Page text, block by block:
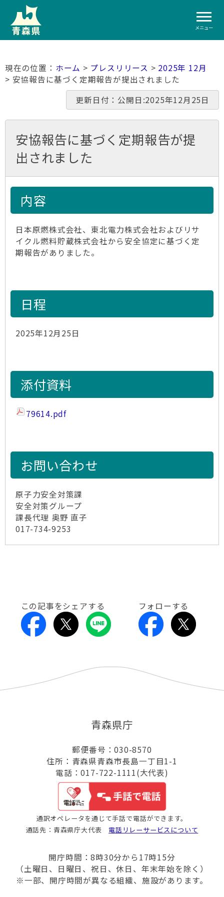
メニュー
ホーム > プレスリリース > 2025年 12月
> 安協報告に基づく定期報告が提出されました
更新日付：公開日:2025年12月25日
安協報告に基づく定期報告が提
出されました
内容
日本原燃株式会社、東北電力株式会社およびリサ
イクル燃料貯蔵株式会社から安全協定に基づく定
期報告がありました。
日程
2025年12月25日
添付資料
79614.pdf
お問い合わせ
原子力安全対策課
安全対策グループ
課長代理 奥野 直子
017-734-9253
この記事をシェアする フォローする
青森県庁
郵便番号：030-8570
住所：青森県青森市長島一丁目1-1
電話：017-722-1111(大代表)
通訳オペレータを通じて手話で電話ができます。
通話先：青森県庁大代表 電話リレーサービスについて
開庁時間：8時30分から17時15分
（土曜日、日曜日、祝日、休日、年末年始を除く）
※一部、開庁時間が異なる組織、施設があります。